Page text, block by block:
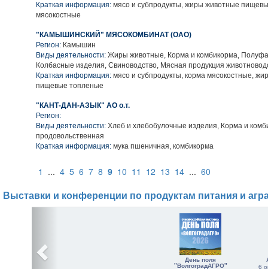
Краткая информация: мясо и субпродукты, жиры животные
мясокостные
"КАМЫШИНСКИЙ" МЯСОКОМБИНАТ (ОАО)
Регион: Камышин
Виды деятельности: Жиры животные, Корма и комбикорма,
Колбасные изделия, Свиноводство, Мясная продукция
Краткая информация: мясо и субпродукты, корма мясокостные,
пищевые топленые
"КАНТ-ДАН-АЗЫК" АО о.т.
Регион:
Виды деятельности: Хлеб и хлебобулочные изделия, Корма и
продовольственная
Краткая информация: мука пшеничная, комбикорма
1 ... 4 5 6 7 8 9 10 11 12 13 14 ... 60
Выставки и конференции по продуктам питания и
День поля
"ВолгоградАГРО"
6